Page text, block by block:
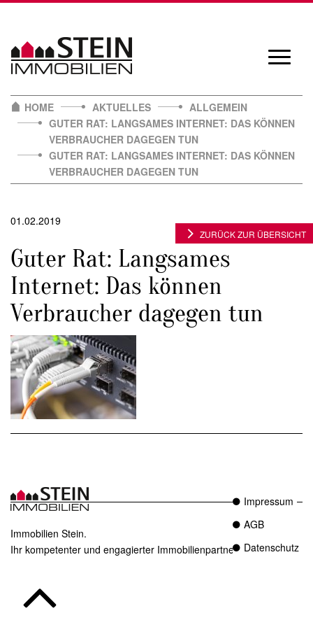
content
HOME
AKTUELLES
ALLGEMEIN
GUTER RAT: LANGSAMES INTERNET: DAS KÖNNEN
VERBRAUCHER DAGEGEN TUN
GUTER RAT: LANGSAMES INTERNET: DAS KÖNNEN
VERBRAUCHER DAGEGEN TUN
01.02.2019
Guter Rat: Langsames
Internet: Das können
Verbraucher dagegen tun
ZURÜCK ZUR ÜBERSICHT
Immobilien Stein.
Ihr kompetenter und engagierter Immobilienpartner in Essen.
Impressum
AGB
Datenschutz